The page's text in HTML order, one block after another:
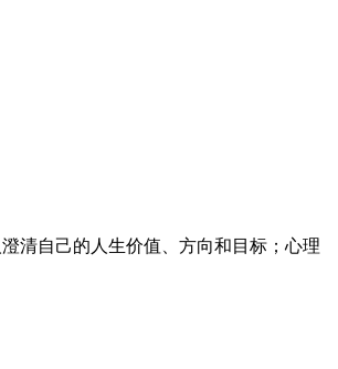
清自己的人生价值、方向和目标；心理